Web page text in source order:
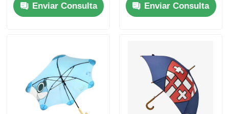
vidrio y protección
UV30 +
Enviar Consulta Enviar Consulta